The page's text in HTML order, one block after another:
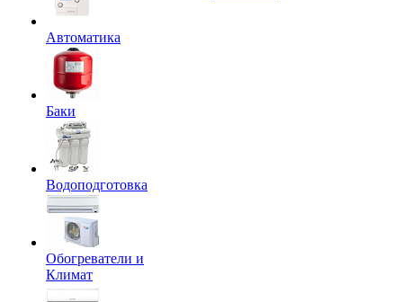
Автоматика
Баки
Водоподготовка
Обогреватели и
Климат